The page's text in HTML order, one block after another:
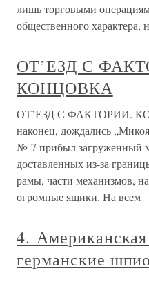
лишь торговыми
общественного характера,
ОТ’ЕЗД С
КОНЦОВКА
ОТ’ЕЗД С ФАКТОРИИ.
наконец, дождались
№ 7 прибыл загруженный
доставленных из-за
рамы, части механизмов,
огромные ящики. На всем
4.
германские